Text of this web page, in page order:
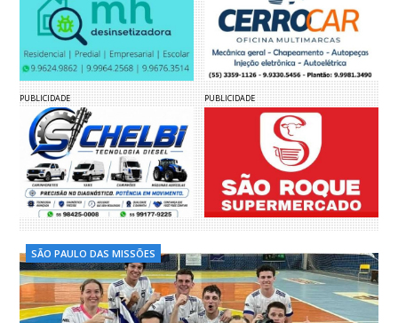
PUBLICIDADE PUBLICIDADE
SÃO PAULO DAS MISSÕES